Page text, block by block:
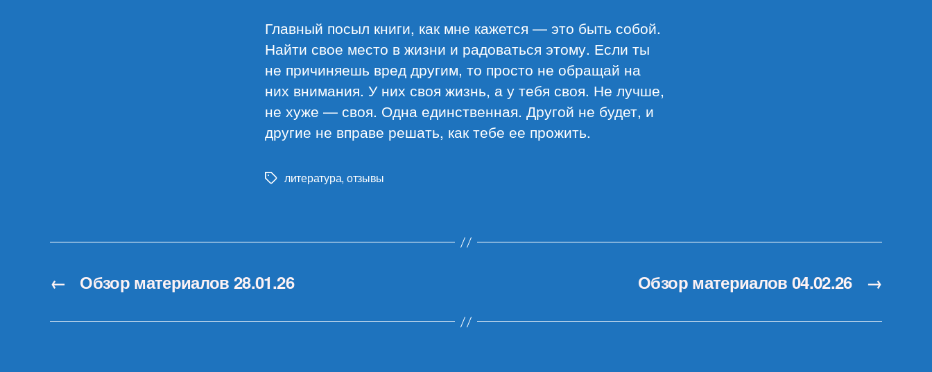
Главный посыл книги, как мне кажется — это быть собой.
Найти свое место в жизни и радоваться этому. Если ты
не причиняешь вред другим, то просто не обращай на
них внимания. У них своя жизнь, а у тебя своя. Не лучше,
не хуже — своя. Одна единственная. Другой не будет, и
другие не вправе решать, как тебе ее прожить.
Меткилитература, отзывы
← Обзор материалов 28.01.26 →
Обзор материалов 04.02.26